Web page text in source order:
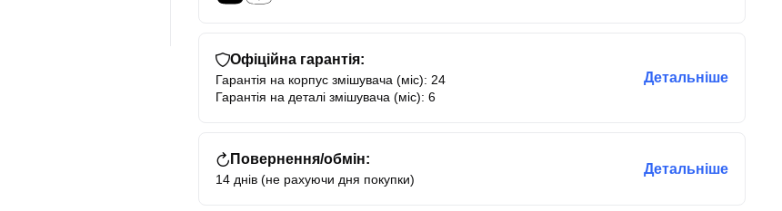
Офіційна гарантія:
Гарантія на корпус змішувача (міс): 24
Гарантія на деталі змішувача (міс): 6
Детальніше
Повернення/обмін:
14 днів (не рахуючи дня покупки)
Детальніше